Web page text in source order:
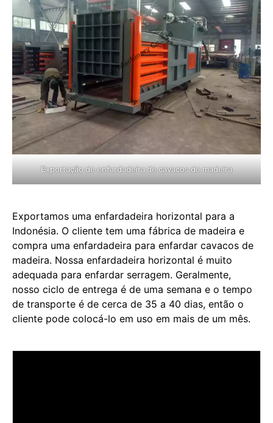
Exportação de enfardadeira de cavacos de madeira
Exportamos uma enfardadeira horizontal para a
Indonésia. O cliente tem uma fábrica de madeira e
compra uma enfardadeira para enfardar cavacos de
madeira. Nossa enfardadeira horizontal é muito
adequada para enfardar serragem. Geralmente,
nosso ciclo de entrega é de uma semana e o tempo
de transporte é de cerca de 35 a 40 dias, então o
cliente pode colocá-lo em uso em mais de um mês.